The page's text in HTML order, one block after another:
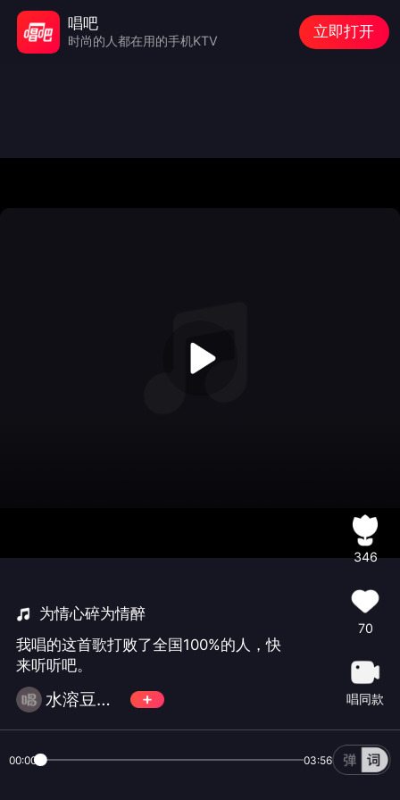
为情心碎为情醉
我唱的这首歌打败了全国100%的人，快
来听听吧。
水溶豆（拒币）
346
70
唱同款
00:00 03:56
唱吧
时尚的人都在用的手机KTV
立即打开